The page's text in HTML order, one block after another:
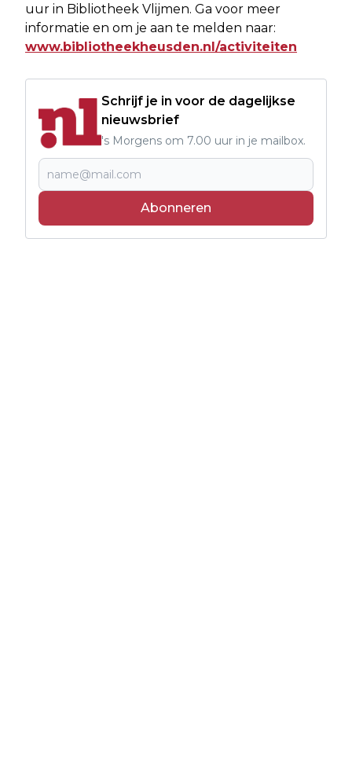
uur in Bibliotheek Vlijmen. Ga voor meer
informatie en om je aan te melden naar:
www.bibliotheekheusden.nl/activiteiten
Schrijf je in voor de dagelijkse
nieuwsbrief
's Morgens om 7.00 uur in je mailbox.
Abonneren